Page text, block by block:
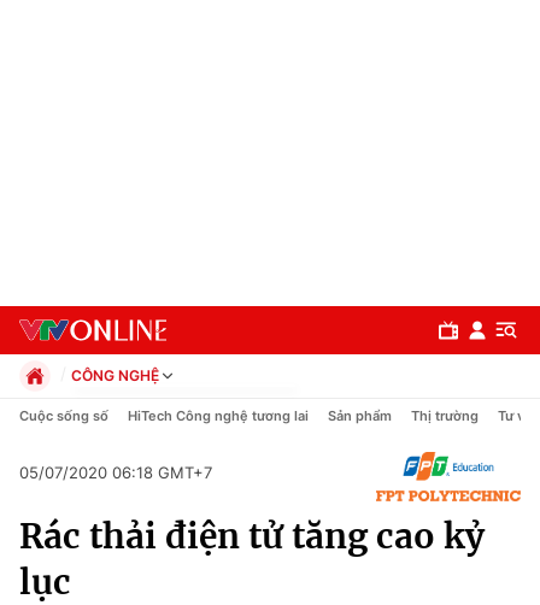
Chính trị
CÔNG NGHỆ
Chính trị
Pháp luật
Thể thao
Cuộc sống số HiTech Công nghệ tương lai Sản phẩm Thị trường Tư vấn
05/07/2020 06:18 GMT+7
Rác thải điện tử tăng cao kỷ
lục